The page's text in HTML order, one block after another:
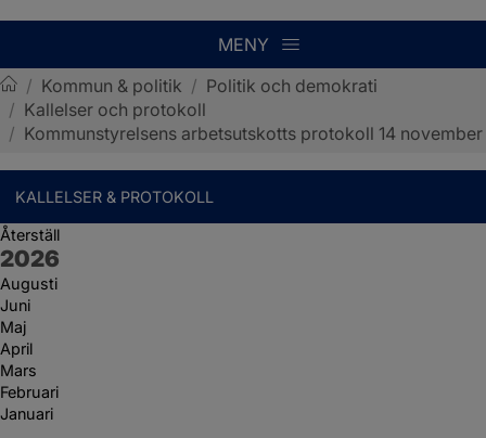
MENY
Sotenäs kommun
/ Kommun & politik / Politik och demokrati
/ Kallelser och protokoll
/ Kommunstyrelsens arbetsutskotts protokoll 14 november
KALLELSER & PROTOKOLL
Återställ
År:
2026
Augusti
Juni
Maj
April
Mars
Februari
Januari